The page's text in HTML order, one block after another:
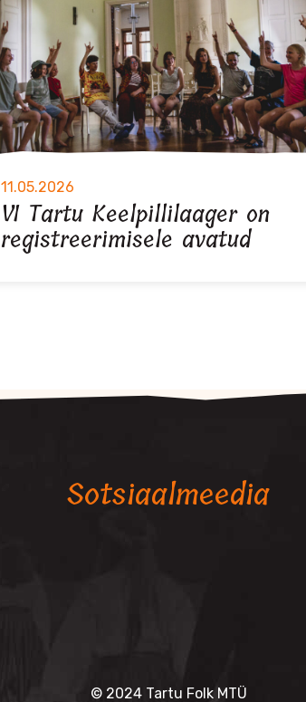
11.05.2026
VI Tartu Keelpillilaager on
registreerimisele avatud
Sotsiaalmeedia
© 2024 Tartu Folk MTÜ